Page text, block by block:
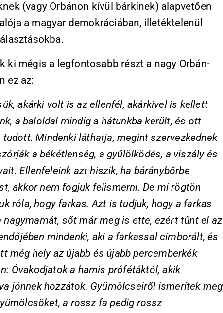
(vagy Orbánon kívül bárkinek) alapvetően
a magyar demokráciában, illetéktelenül
ki mégis a legfontosabb részt a nagy Orbán-
ez az:
akárki volt is az ellenfél, akárkivel is kellett
a baloldal mindig a hátunkba került, és ott
Mindenki láthatja, megint szervezkednek
a békétlenség, a gyűlölködés, a viszály és
Ellenfeleink azt hiszik, ha báránybőrbe
akkor nem fogjuk felismerni. De mi rögtön
róla, hogy farkas. Azt is tudjuk, hogy a farkas
nagymamát, sőt már meg is ette, ezért tűnt el az
mindenki, aki a farkassal cimborált, és
még hely az újabb és újabb percemberkék
Óvakodjatok a hamis prófétáktól, akik
jönnek hozzátok. Gyümölcseiről ismeritek meg
a rossz fa pedig rossz